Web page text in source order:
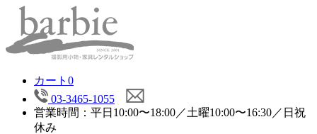
カート 0
03-3465-1055
営業時間：平日10:00〜18:00／土曜10:00〜16:30／日祝
休み